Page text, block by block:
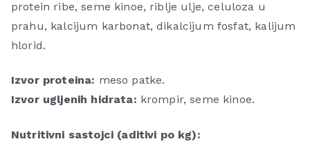
protein ribe, seme kinoe, riblje ulje, celuloza u
prahu, kalcijum karbonat, dikalcijum fosfat, kalijum
hlorid.
Izvor proteina: meso patke.
Izvor ugljenih hidrata: krompir, seme kinoe.
Nutritivni sastojci (aditivi po kg):